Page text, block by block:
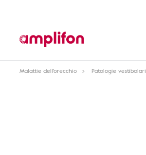
Malattie dell'orecchio Patologie vestibolari